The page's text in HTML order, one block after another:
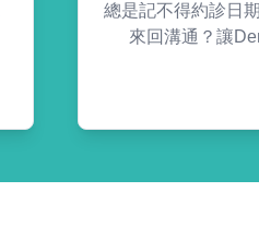
總是記不得約診日
來回溝通？讓